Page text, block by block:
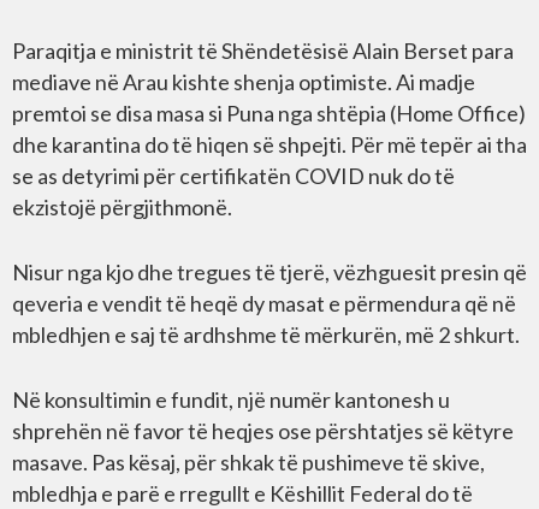
Paraqitja e ministrit të Shëndetësisë Alain Berset para
mediave në Arau kishte shenja optimiste. Ai madje
premtoi se disa masa si Puna nga shtëpia (Home Office)
dhe karantina do të hiqen së shpejti. Për më tepër ai tha
se as detyrimi për certifikatën COVID nuk do të
ekzistojë përgjithmonë.
Nisur nga kjo dhe tregues të tjerë, vëzhguesit presin që
qeveria e vendit të heqë dy masat e përmendura që në
mbledhjen e saj të ardhshme të mërkurën, më 2 shkurt.
Në konsultimin e fundit, një numër kantonesh u
shprehën në favor të heqjes ose përshtatjes së këtyre
masave. Pas kësaj, për shkak të pushimeve të skive,
mbledhja e parë e rregullt e Këshillit Federal do të